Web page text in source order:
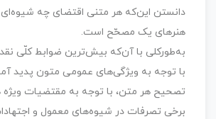
دانستن این‌که هر متنی اقتضای چه شیوه‌ای
هنرهای یک مصحّح است.
به‌طورکلی با آن‌که بیش‌ترین ضوابط کلّی
با توجه به ویژگی‌های عمومی متون پدید
تصحیح هر متن، با توجه به مقتضیات ویژه
برخی تصرفات در شیوه‌های معمول و